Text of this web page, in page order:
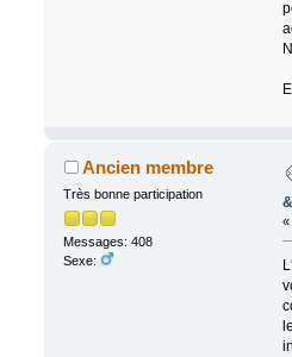
Ancien membre
Très bonne participation
Messages: 408
Sexe:
«